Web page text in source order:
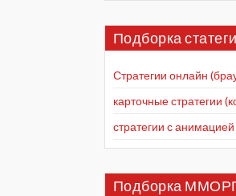
Подборка
Стратегии онлайн
карточные стратегии
стратегии с
Подборка